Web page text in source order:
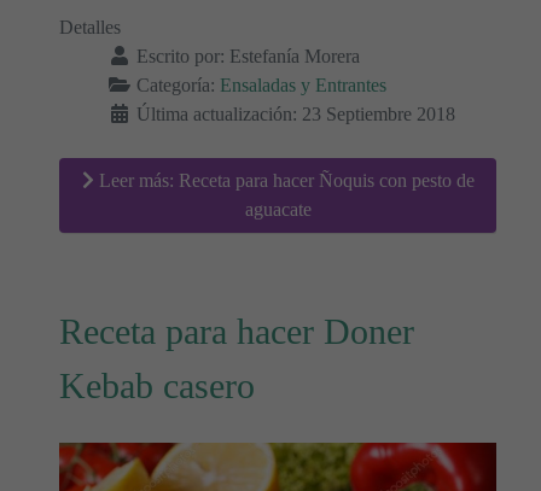
Detalles
Escrito por: Estefanía Morera
Categoría: Ensaladas y Entrantes
Última actualización: 23 Septiembre 2018
Leer más: Receta para hacer Ñoquis con pesto de
aguacate
Receta para hacer Doner
Kebab casero